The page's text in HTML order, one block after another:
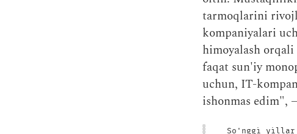
tarmoqlarini
kompaniyalari
himoyalash
faqat sun'iy
uchun, IT-
ishonmas edim",
So'nggi yillar